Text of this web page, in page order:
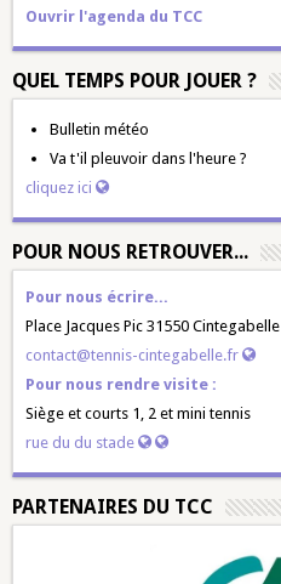
Ouvrir l'agenda du TCC
QUEL TEMPS POUR JOUER ?
Bulletin météo
Va t'il pleuvoir dans l'heure ?
cliquez ici
POUR NOUS RETROUVER...
Pour nous écrire...
Place Jacques Pic 31550 Cintegabelle
contact@tennis-cintegabelle.fr
Pour nous rendre visite :
Siège et courts 1, 2 et mini tennis
rue du du stade
PARTENAIRES DU TCC